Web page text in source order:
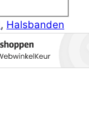
, Halsbanden